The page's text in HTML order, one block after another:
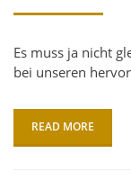
Es muss ja nicht
bei unseren
READ MORE